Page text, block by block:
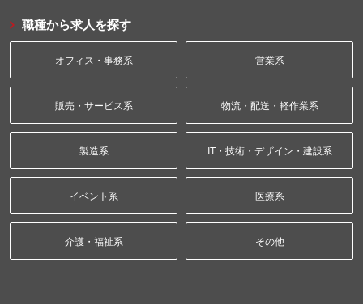
職種から求人を探す
オフィス・事務系 営業系
販売・サービス系 物流・配送・軽作業系
製造系 IT・技術・デザイン・建設系
イベント系 医療系
介護・福祉系 その他